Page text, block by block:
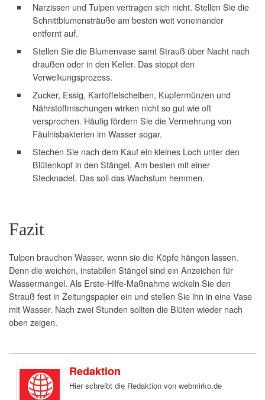
Narzissen und Tulpen vertragen sich nicht. Stellen Sie die
Schnittblumensträuße am besten weit voneinander
entfernt auf.
Stellen Sie die Blumenvase samt Strauß über Nacht nach
draußen oder in den Keller. Das stoppt den
Verwelkungsprozess.
Zucker, Essig, Kartoffelscheiben, Kupfermünzen und
Nährstoffmischungen wirken nicht so gut wie oft
versprochen. Häufig fördern Sie die Vermehrung von
Fäulnisbakterien im Wasser sogar.
Stechen Sie nach dem Kauf ein kleines Loch unter den
Blütenkopf in den Stängel. Am besten mit einer
Stecknadel. Das soll das Wachstum hemmen.
Fazit
Tulpen brauchen Wasser, wenn sie die Köpfe hängen lassen.
Denn die weichen, instabilen Stängel sind ein Anzeichen für
Wassermangel. Als Erste-Hilfe-Maßnahme wickeln Sie den
Strauß fest in Zeitungspapier ein und stellen Sie ihn in eine Vase
mit Wasser. Nach zwei Stunden sollten die Blüten wieder nach
oben zeigen.
Redaktion
Hier schreibt die Redaktion von webmirko.de